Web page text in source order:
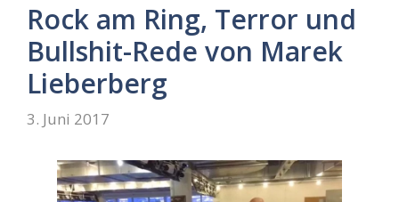
Rock am Ring, Terror und
Bullshit-Rede von Marek
Lieberberg
3. Juni 2017